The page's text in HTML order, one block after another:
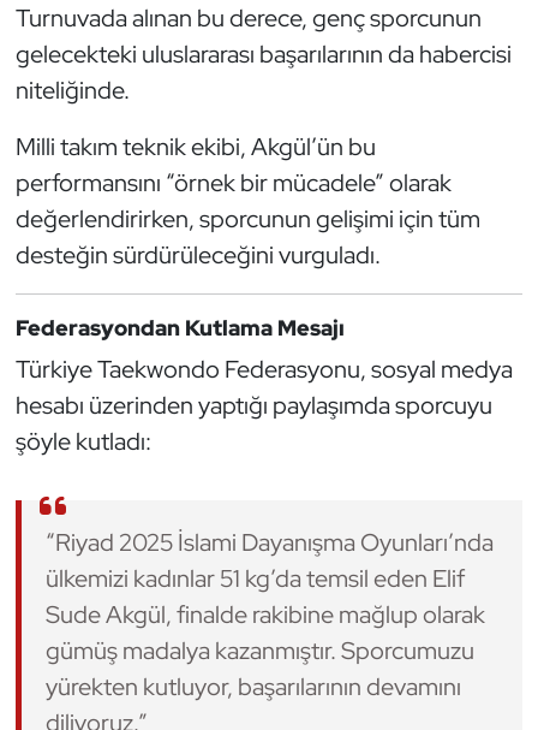
Turnuvada alınan bu derece, genç sporcunun
gelecekteki uluslararası başarılarının da habercisi
niteliğinde.
Milli takım teknik ekibi, Akgül’ün bu
performansını “örnek bir mücadele” olarak
değerlendirirken, sporcunun gelişimi için tüm
desteğin sürdürüleceğini vurguladı.
Federasyondan Kutlama Mesajı
Türkiye Taekwondo Federasyonu, sosyal medya
hesabı üzerinden yaptığı paylaşımda sporcuyu
şöyle kutladı:
“Riyad 2025 İslami Dayanışma Oyunları’nda
ülkemizi kadınlar 51 kg’da temsil eden Elif
Sude Akgül, finalde rakibine mağlup olarak
gümüş madalya kazanmıştır. Sporcumuzu
yürekten kutluyor, başarılarının devamını
diliyoruz.”
Muay Thai
Okçuluk
Optimist
Oryantiring
Özel Sporcular
Paralimpik
Ragbi
Su Topu
Sualtı Sporları
Tekvando
Tenis